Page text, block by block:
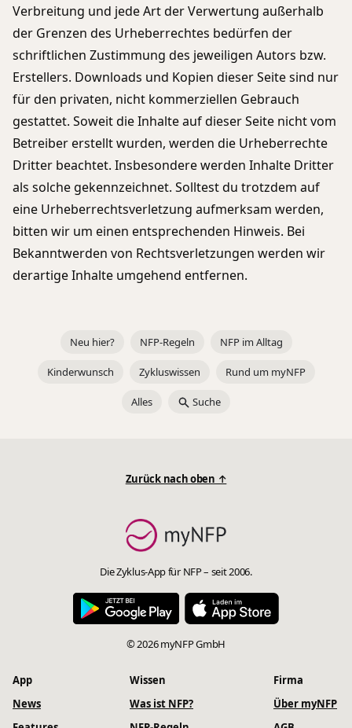
Verbreitung und jede Art der Verwertung außerhalb
der Grenzen des Urheberrechtes bedürfen der
schriftlichen Zustimmung des jeweiligen Autors bzw.
Erstellers. Downloads und Kopien dieser Seite sind nur
für den privaten, nicht kommerziellen Gebrauch
gestattet. Soweit die Inhalte auf dieser Seite nicht vom
Betreiber erstellt wurden, werden die Urheberrechte
Dritter beachtet. Insbesondere werden Inhalte Dritter
als solche gekennzeichnet. Solltest du trotzdem auf
eine Urheberrechtsverletzung aufmerksam werden,
bitten wir um einen entsprechenden Hinweis. Bei
Bekanntwerden von Rechtsverletzungen werden wir
derartige Inhalte umgehend entfernen.
Neu hier? NFP-Regeln NFP im Alltag
Kinderwunsch Zykluswissen Rund um myNFP
Alles Suche
Zurück nach oben ↑
Die Zyklus-App für NFP – seit 2006.
© 2026 myNFP GmbH
App
News
Wissen
Was ist NFP?
Firma
Über myNFP